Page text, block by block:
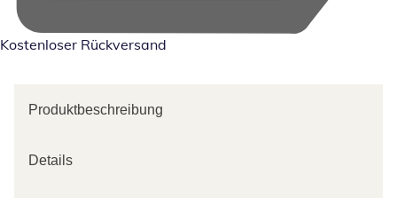
Kostenloser Rückversand
Produktbeschreibung
Details